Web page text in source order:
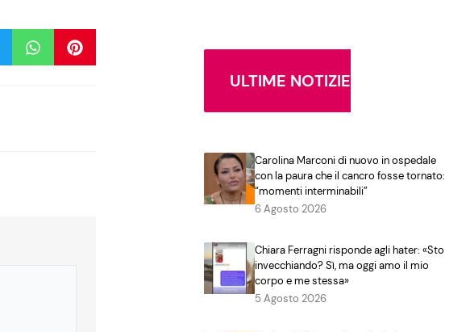
ULTIME NOTIZIE
Carolina Marconi di nuovo in ospedale
con la paura che il cancro fosse tornato:
“momenti interminabili”
6 Agosto 2026
Chiara Ferragni risponde agli hater: «Sto
invecchiando? Sì, ma oggi amo il mio
corpo e me stessa»
5 Agosto 2026